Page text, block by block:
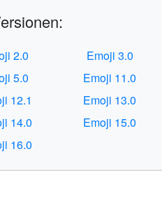
2.0
Emoji 3.0
5.0
Emoji 11.0
12.1
Emoji 13.0
14.0
Emoji 15.0
16.0